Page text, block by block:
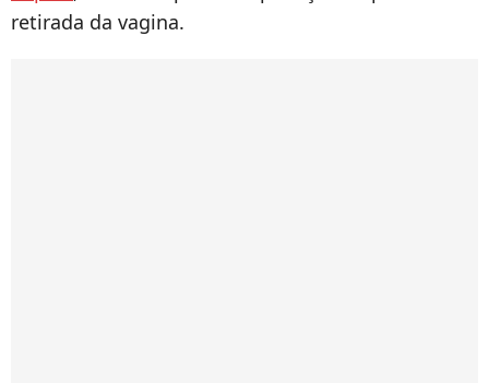
retirada da vagina.